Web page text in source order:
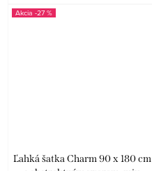
-27 %
Ľahká šatka Charm 90 x 180 cm